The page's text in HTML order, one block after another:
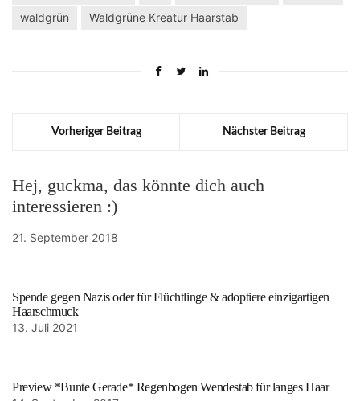
waldgrün
Waldgrüne Kreatur Haarstab
Vorheriger Beitrag Nächster Beitrag
Hej, guckma, das könnte dich auch
interessieren :)
21. September 2018
Spende gegen Nazis oder für Flüchtlinge & adoptiere einzigartigen
Haarschmuck
13. Juli 2021
Preview *Bunte Gerade* Regenbogen Wendestab für langes Haar